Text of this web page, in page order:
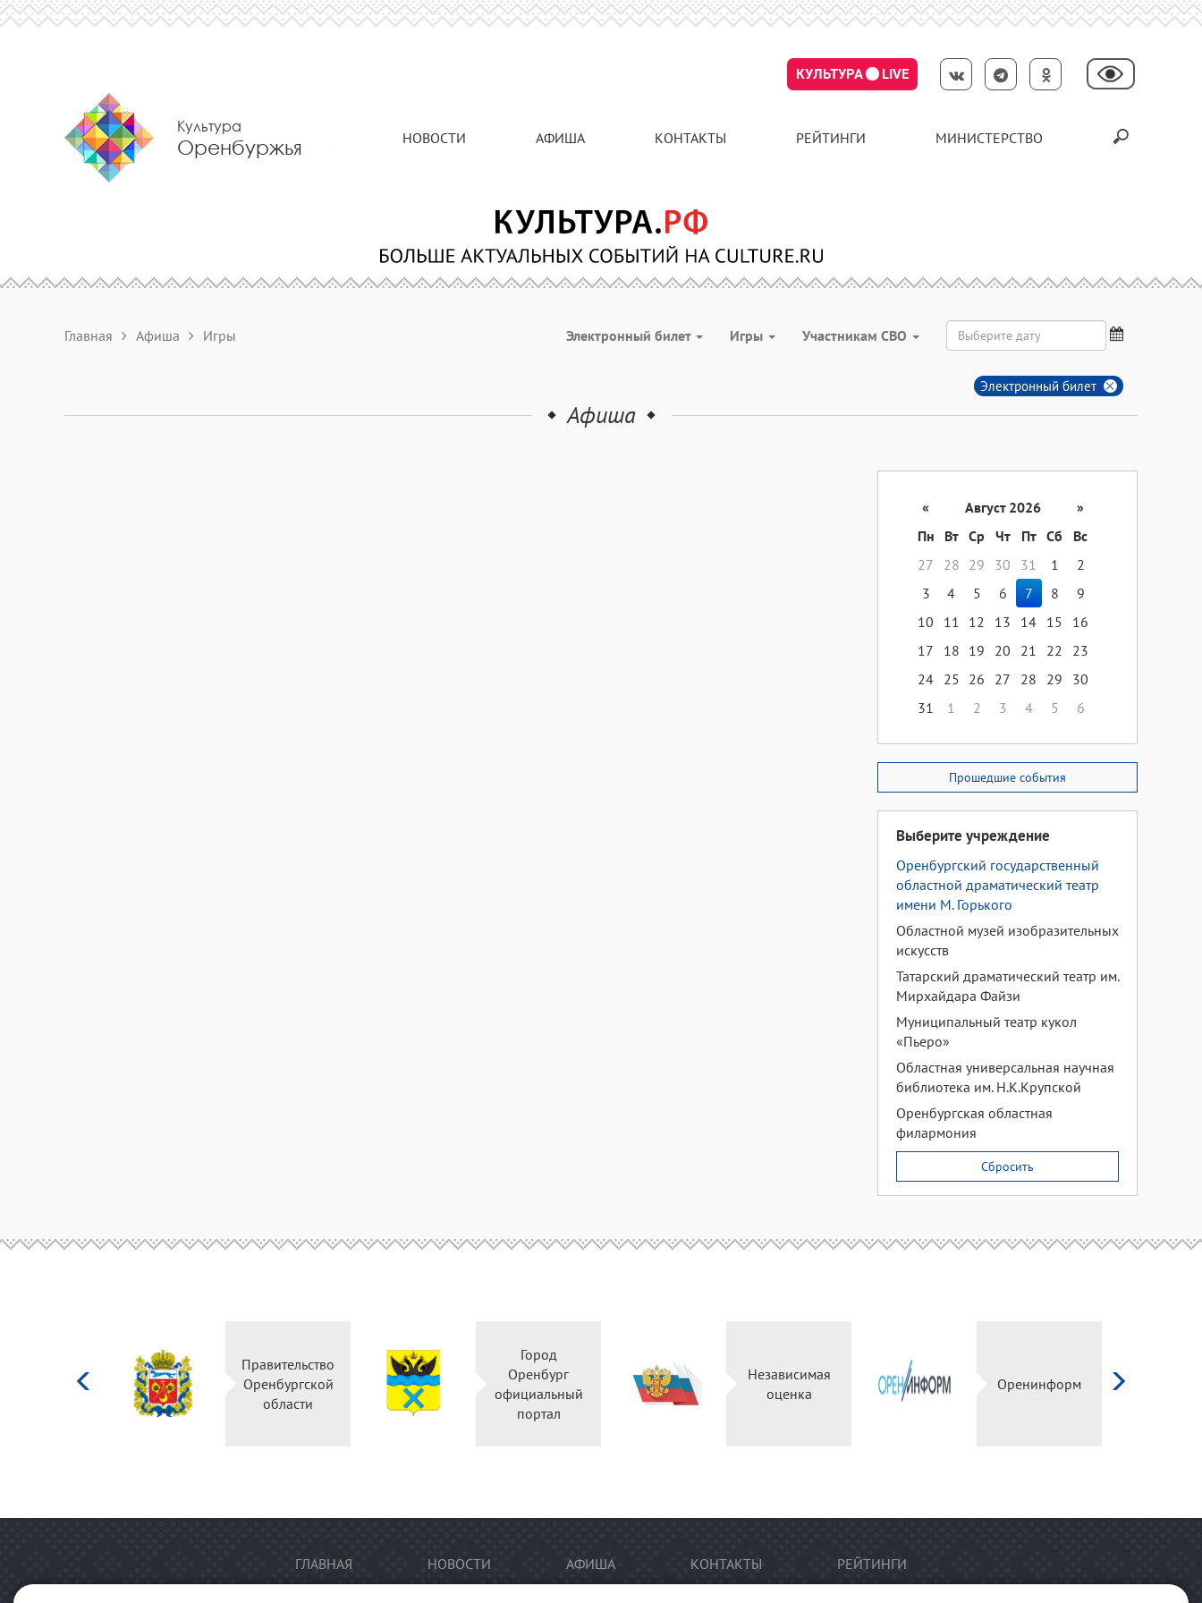
КУЛЬТУРА LIVE
Культура
Оренбуржья НОВОСТИ АФИША КОНТАКТЫ РЕЙТИНГИ МИНИСТЕРСТВО
Главная Афиша Игры Электронный билет Игры Участникам СВО
Электронный билет
Афиша
« Август 2026
»
Пн
Вт Ср Чт Пт Сб
Вс
27
28 29 30 31 1
2
3
4 5 6 7 8
9
10
11 12 13 14 15
16
17
18 19 20 21 22
23
24 25 26 27 28 29
30
31
1 2 3 4 5 6
Прошедшие события
Выберите учреждение
Оренбургский государственный
областной драматический театр
имени М. Горького
Областной музей изобразительных
искусств
Татарский драматический театр им.
Мирхайдара Файзи
Муниципальный театр кукол
«Пьеро»
Областная универсальная научная
библиотека им. Н.К.Крупской
Оренбургская областная
филармония
Сбросить
Правительство
Оренбургской
области
Город
Оренбург
официальный
портал
Независимая
оценка
Оренинформ
ГЛАВНАЯ НОВОСТИ АФИША КОНТАКТЫ РЕЙТИНГИ